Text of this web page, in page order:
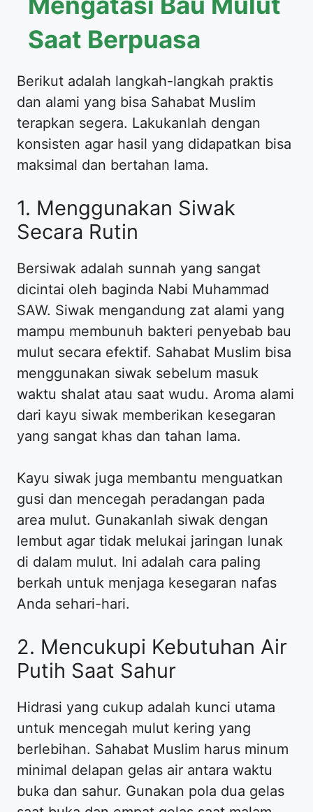
Saat Berpuasa
Berikut adalah langkah-langkah praktis
dan alami yang bisa Sahabat Muslim
terapkan segera. Lakukanlah dengan
konsisten agar hasil yang didapatkan bisa
maksimal dan bertahan lama.
1. Menggunakan Siwak
Secara Rutin
Bersiwak adalah sunnah yang sangat
dicintai oleh baginda Nabi Muhammad
SAW. Siwak mengandung zat alami yang
mampu membunuh bakteri penyebab bau
mulut secara efektif. Sahabat Muslim bisa
menggunakan siwak sebelum masuk
waktu shalat atau saat wudu. Aroma alami
dari kayu siwak memberikan kesegaran
yang sangat khas dan tahan lama.
Kayu siwak juga membantu menguatkan
gusi dan mencegah peradangan pada
area mulut. Gunakanlah siwak dengan
lembut agar tidak melukai jaringan lunak
di dalam mulut. Ini adalah cara paling
berkah untuk menjaga kesegaran nafas
Anda sehari-hari.
2. Mencukupi Kebutuhan Air
Putih Saat Sahur
Hidrasi yang cukup adalah kunci utama
untuk mencegah mulut kering yang
berlebihan. Sahabat Muslim harus minum
minimal delapan gelas air antara waktu
buka dan sahur. Gunakan pola dua gelas